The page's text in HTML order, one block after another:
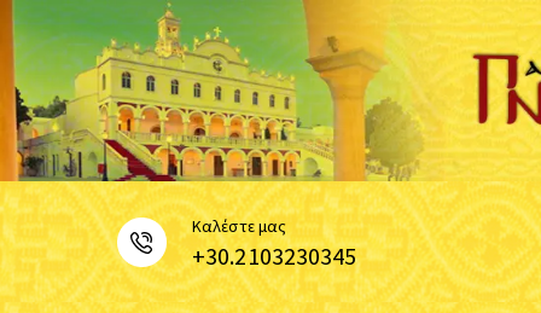
Καλέστε μας
+30.2103230345